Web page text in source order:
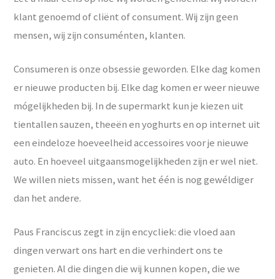
klant genoemd of cliënt of consument. Wij zijn geen
mensen, wij zijn consuménten, klanten.
Consumeren is onze obsessie geworden. Elke dag komen
er nieuwe producten bij. Elke dag komen er weer nieuwe
mógelijkheden bij. In de supermarkt kun je kiezen uit
tientallen sauzen, theeën en yoghurts en op internet uit
een eindeloze hoeveelheid accessoires voor je nieuwe
auto. En hoeveel uitgaansmogelijkheden zijn er wel niet.
We willen niets missen, want het één is nog gewéldiger
dan het andere.
Paus Franciscus zegt in zijn encycliek: die vloed aan
dingen verwart ons hart en die verhindert ons te
genieten. Al die dingen die wij kunnen kopen, die we